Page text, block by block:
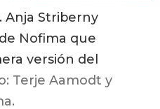
Anja Striberny
Nofima que
versión del
Terje Aamodt y